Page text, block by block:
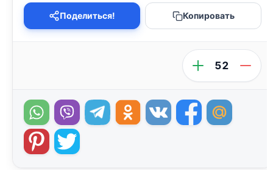
Поделиться! Копировать
52